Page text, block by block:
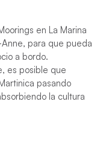
en La Marina
para que pueda
a bordo.
es posible que
pasando
la cultura